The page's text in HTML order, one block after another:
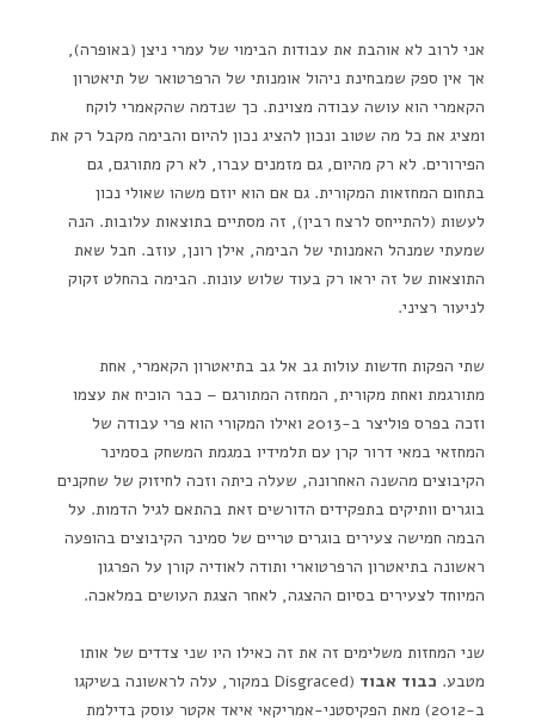
אני לרוב לא אוהבת את עבודות הבימוי של עמרי ניצן (באופרה),
אך אין ספק שמבחינת ניהול אומנותי של הרפרטואר של תיאטרון
הקאמרי הוא עושה עבודה מצוינת. כך שנדמה שהקאמרי לוקח
ומציג את כל מה שטוב ונכון להציג נכון להיום והבימה מקבל רק את
הפירורים. לא רק מהיום, גם מזמנים עברו, לא רק מתורגם, גם
בתחום המחזאות המקורית. גם אם הוא יוזם משהו שאולי נכון
לעשות (להתייחס לרצח רבין), זה מסתיים בתוצאות עלובות. הנה
שמעתי שמנהל האמנותי של הבימה, אילן רונן, עוזב. חבל שאת
התוצאות של זה יראו רק בעוד שלוש עונות. הבימה בהחלט זקוק
לניעור רציני.
שתי הפקות חדשות עולות גב אל גב בתיאטרון הקאמרי, אחת
מתורגמת ואחת מקורית, המחזה המתורגם – כבר הוכיח את עצמו
וזכה בפרס פוליצר ב-2013 ואילו המקורי הוא פרי עבודה של
המחזאי במאי דרור קרן עם תלמידיו במגמת המשחק בסמינר
הקיבוצים מהשנה האחרונה, שעלה כיתה וזכה לחיזוק של שחקנים
בוגרים וותיקים בתפקידים הדורשים זאת בהתאם לגיל הדמות. על
הבמה חמישה צעירים בוגרים טריים של סמינר הקיבוצים בהופעה
ראשונה בתיאטרון הרפרטוארי ותודה לאודיה קורן על הפרגון
המיוחד לצעירים בסיום ההצגה, לאחר הצגת העושים במלאכה.
שני המחזות משלימים זה את זה כאילו היו שני צדדים של אותו
מטבע. כבוד אבוד
(Disgraced במקור, עלה לראשונה בשיקגו
ב-2012) מאת הפקיסטני-אמריקאי איאד אקטר עוסק בדילמת